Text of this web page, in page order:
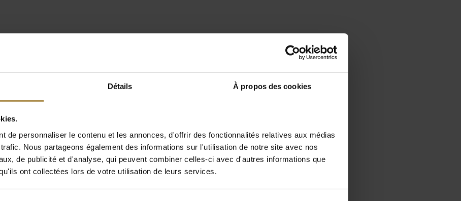
Détails À propos des cookies
de personnaliser le contenu et les annonces, d'offrir des fonctionnalités relatives aux médias
Nous partageons également des informations sur l'utilisation de notre site avec nos
de publicité et d'analyse, qui peuvent combiner celles-ci avec d'autres informations que
ont collectées lors de votre utilisation de leurs services.